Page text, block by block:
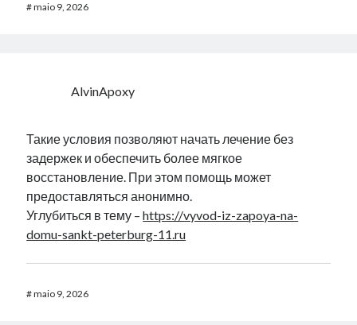
#maio 9, 2026
AlvinApoxy
Такие условия позволяют начать лечение без
задержек и обеспечить более мягкое
восстановление. При этом помощь может
предоставляться анонимно.
Углубиться в тему –https://vyvod-iz-zapoya-na-
domu-sankt-peterburg-11.ru
#maio 9, 2026